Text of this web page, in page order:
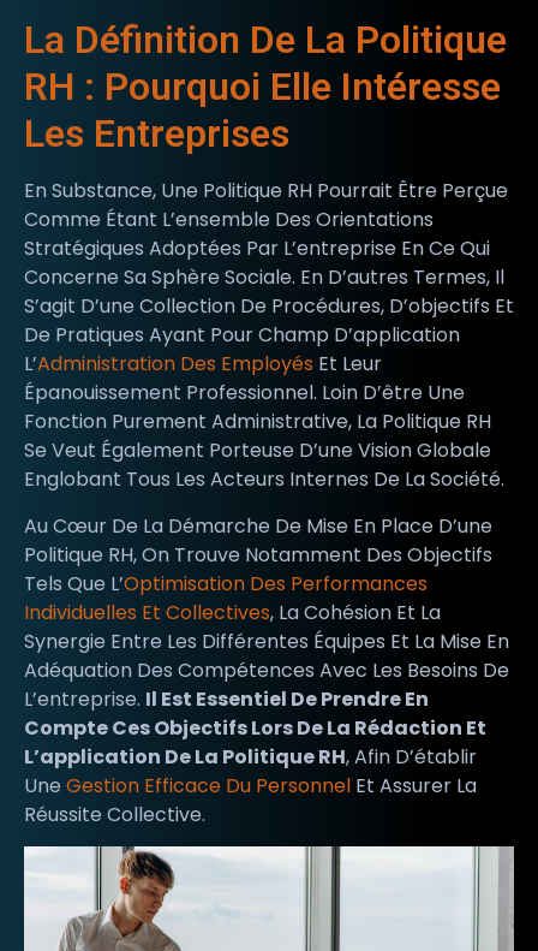
La Définition De La Politique
RH : Pourquoi Elle Intéresse
Les Entreprises
En Substance, Une Politique RH Pourrait Être Perçue
Comme Étant L’ensemble Des Orientations
Stratégiques Adoptées Par L’entreprise En Ce Qui
Concerne Sa Sphère Sociale. En D’autres Termes, Il
S’agit D’une Collection De Procédures, D’objectifs Et
De Pratiques Ayant Pour Champ D’application
L’Administration Des Employés Et Leur
Épanouissement Professionnel. Loin D’être Une
Fonction Purement Administrative, La Politique RH
Se Veut Également Porteuse D’une Vision Globale
Englobant Tous Les Acteurs Internes De La Société.
Au Cœur De La Démarche De Mise En Place D’une
Politique RH, On Trouve Notamment Des Objectifs
Tels Que L’Optimisation Des Performances
Individuelles Et Collectives, La Cohésion Et La
Synergie Entre Les Différentes Équipes Et La Mise En
Adéquation Des Compétences Avec Les Besoins De
L’entreprise. Il Est Essentiel De Prendre En
Compte Ces Objectifs Lors De La Rédaction Et
L’application De La Politique RH, Afin D’établir
Une Gestion Efficace Du Personnel Et Assurer La
Réussite Collective.